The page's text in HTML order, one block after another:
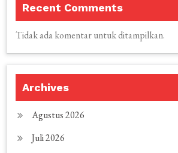
Recent Comments
Tidak ada komentar untuk ditampilkan.
Archives
Agustus 2026
Juli 2026